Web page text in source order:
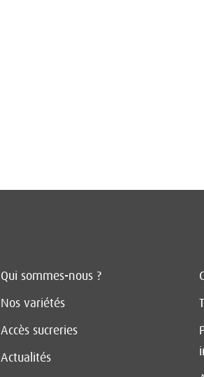
Qui sommes-nous ?
Nos variétés
Accès sucreries
Actualités